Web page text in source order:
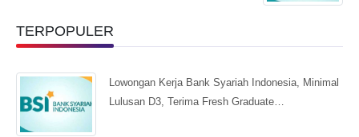
TERPOPULER
Lowongan Kerja Bank Syariah Indonesia, Minimal
Lulusan D3, Terima Fresh Graduate…